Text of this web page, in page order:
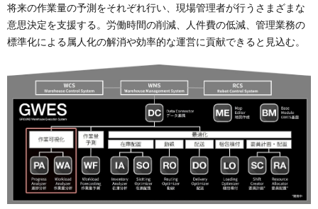
将来の作業量の予測をそれぞれ行い、現場管理者が行うさまざまな
意思決定を支援する。労働時間の削減、人件費の低減、管理業務の
標準化による属人化の解消や効率的な運営に貢献できると見込む。